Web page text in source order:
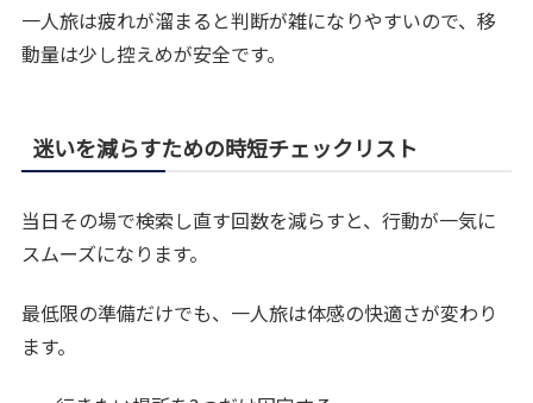
一人旅は疲れが溜まると判断が雑になりやすいので、移
動量は少し控えめが安全です。
迷いを減らすための時短チェックリスト
当日その場で検索し直す回数を減らすと、行動が一気に
スムーズになります。
最低限の準備だけでも、一人旅は体感の快適さが変わり
ます。